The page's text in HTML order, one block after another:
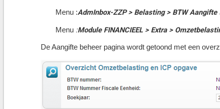
Menu :AdmInbox-ZZP > Belasting > BTW Aangifte
Menu :Module FINANCIEEL > Extra >
De Aangifte beheer pagina wordt getoond met een